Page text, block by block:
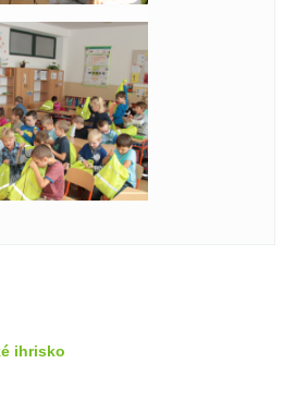
ihrisko